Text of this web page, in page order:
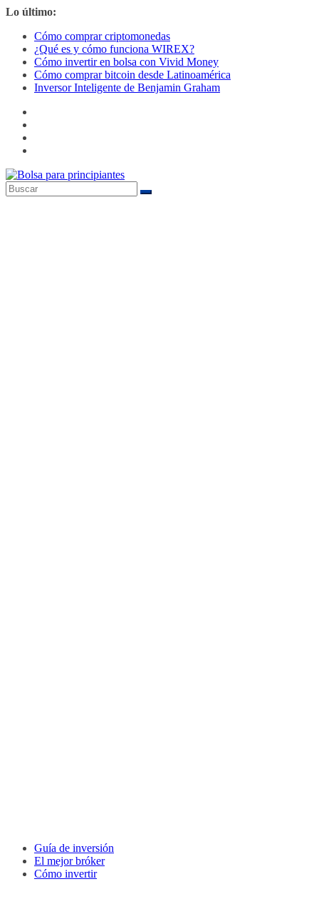
Saltar
contenido
Lo último:
Cómo comprar criptomonedas
¿Qué es y cómo funciona WIREX?
Cómo invertir en bolsa con Vivid Money
Cómo comprar bitcoin desde Latinoamérica
Inversor Inteligente de Benjamin Graham
Guía de inversión
El mejor bróker
Cómo invertir